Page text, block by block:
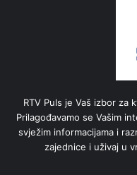
RTV Puls je Vaš izbor za
Prilagođavamo se Vašim
svježim informacijama i
zajednice i uživaj u